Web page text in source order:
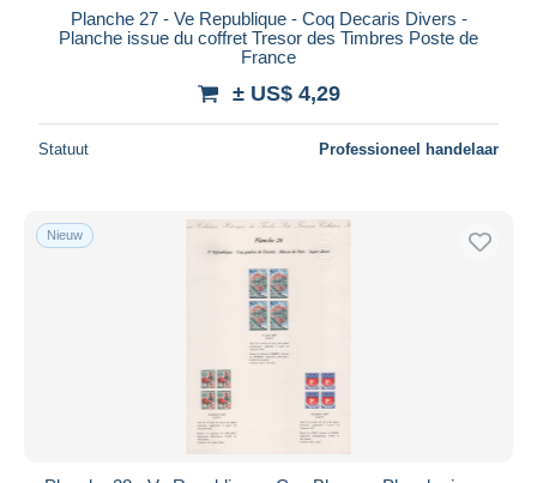
Planche 27 - Ve Republique - Coq Decaris Divers -
Planche issue du coffret Tresor des Timbres Poste de
France
± US$ 4,29
Statuut Professioneel handelaar
Nieuw